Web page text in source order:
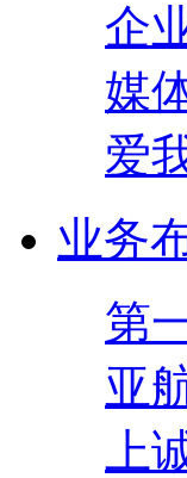
企
媒
爱
业务
第
亚
上